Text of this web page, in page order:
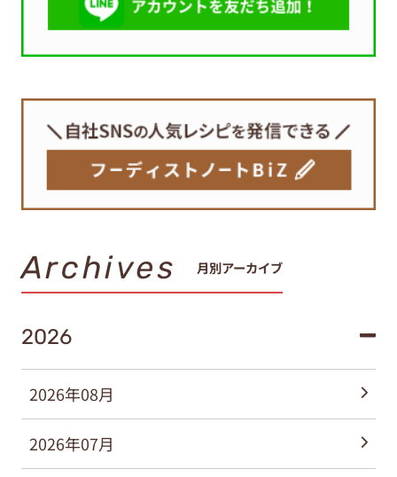
Archives 月別アーカイブ
2026
2026年08月
2026年07月